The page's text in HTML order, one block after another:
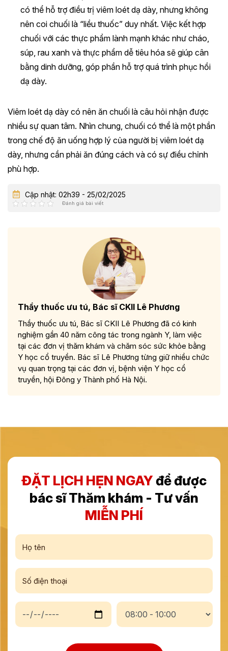
có thể hỗ trợ điều trị viêm loét dạ dày, nhưng không
nên coi chuối là “liều thuốc” duy nhất. Việc kết hợp
chuối với các thực phẩm lành mạnh khác như cháo,
súp, rau xanh và thực phẩm dễ tiêu hóa sẽ giúp cân
bằng dinh dưỡng, góp phần hỗ trợ quá trình phục hồi
dạ dày.
Viêm loét dạ dày có nên ăn chuối là câu hỏi nhận được
nhiều sự quan tâm. Nhìn chung, chuối có thể là một phần
trong chế độ ăn uống hợp lý của người bị viêm loét dạ
dày, nhưng cần phải ăn đúng cách và có sự điều chỉnh
phù hợp.
Cập nhật: 02h39 - 25/02/2025
Đánh giá bài viết
Thầy thuốc ưu tú, Bác sĩ CKII Lê Phương
Thầy thuốc ưu tú, Bác sĩ CKII Lê Phương đã có kinh
nghiệm gần 40 năm công tác trong ngành Y, làm việc
tại các đơn vị thăm khám và chăm sóc sức khỏe bằng
Y học cổ truyền. Bác sĩ Lê Phương từng giữ nhiều chức
vụ quan trọng tại các đơn vị, bệnh viện Y học cổ
truyền, hội Đông y Thành phố Hà Nội.
ĐẶT LỊCH HẸN NGAYđể được
bác sĩ Thăm khám - Tư vấn
MIỄN PHÍ